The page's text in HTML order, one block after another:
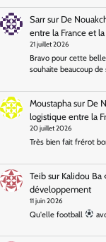
Sarrsur De
entre la France et
21 juillet 2026
Bravo pour cette
souhaite beaucoup de
Moustaphasur De
logistique entre la
20 juillet 2026
Très bien fait frérot
Teibsur Kalidou
développement
11 juin 2026
Qu'elle football